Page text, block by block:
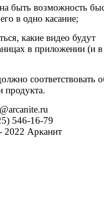
возможность
в одно касание;
какие видео будут
в приложении (и в
соответствовать
продукта.
546-16-79
2022 Арканит